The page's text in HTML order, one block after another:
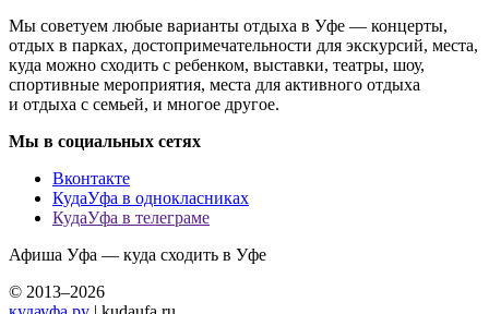
Мы советуем любые варианты отдыха в Уфе — концерты,
отдых в парках, достопримечательности для экскурсий, места,
куда можно сходить с ребенком, выставки, театры, шоу,
спортивные мероприятия, места для активного отдыха
и отдыха с семьей, и многое другое.
Мы в социальных сетях
Вконтакте
КудаУфа в однокласниках
КудаУфа в телеграме
Афиша Уфа — куда сходить в Уфе
© 2013–2026